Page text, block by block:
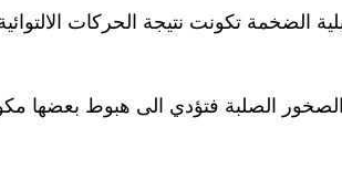
الضخمة تكونت نتيجة الحركات
الصلبة فتؤدي الى هبوط بعضها